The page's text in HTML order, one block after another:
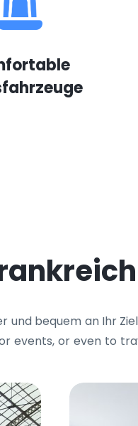
und bequem an Ihr
events, or even to